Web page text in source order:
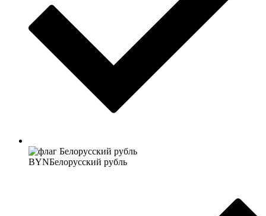
BYNБелорусский рубль